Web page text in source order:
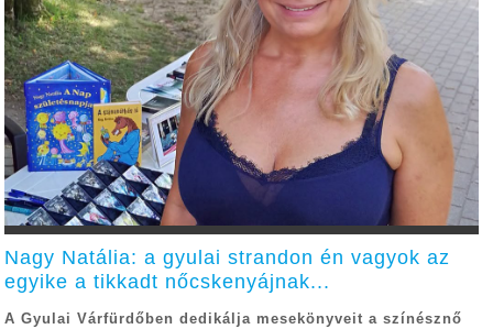
Nagy Natália: a gyulai strandon én vagyok az
egyike a tikkadt nőcskenyájnak...
A Gyulai Várfürdőben dedikálja mesekönyveit a színésznő